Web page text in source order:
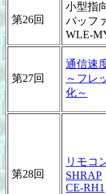
第26回
小型指
バッフ
WLE-
第27回
通信速
～フレ
化～
第28回
リモコ
SHRAP
CE-RH1